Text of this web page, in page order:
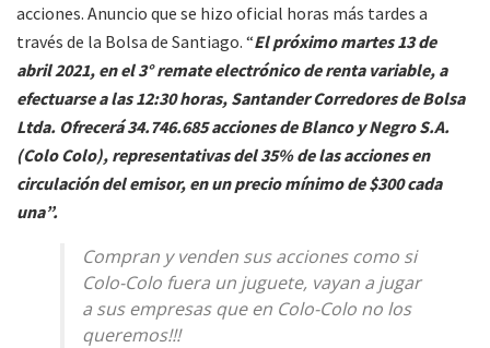
acciones. Anuncio que se hizo oficial horas más tardes a
través de la Bolsa de Santiago. “El próximo martes 13 de
abril 2021, en el 3° remate electrónico de renta variable, a
efectuarse a las 12:30 horas, Santander Corredores de Bolsa
Ltda. Ofrecerá 34.746.685 acciones de Blanco y Negro S.A.
(Colo Colo), representativas del 35% de las acciones en
circulación del emisor, en un precio mínimo de $300 cada
una”.
Compran y venden sus acciones como si
Colo-Colo fuera un juguete, vayan a jugar
a sus empresas que en Colo-Colo no los
queremos!!!